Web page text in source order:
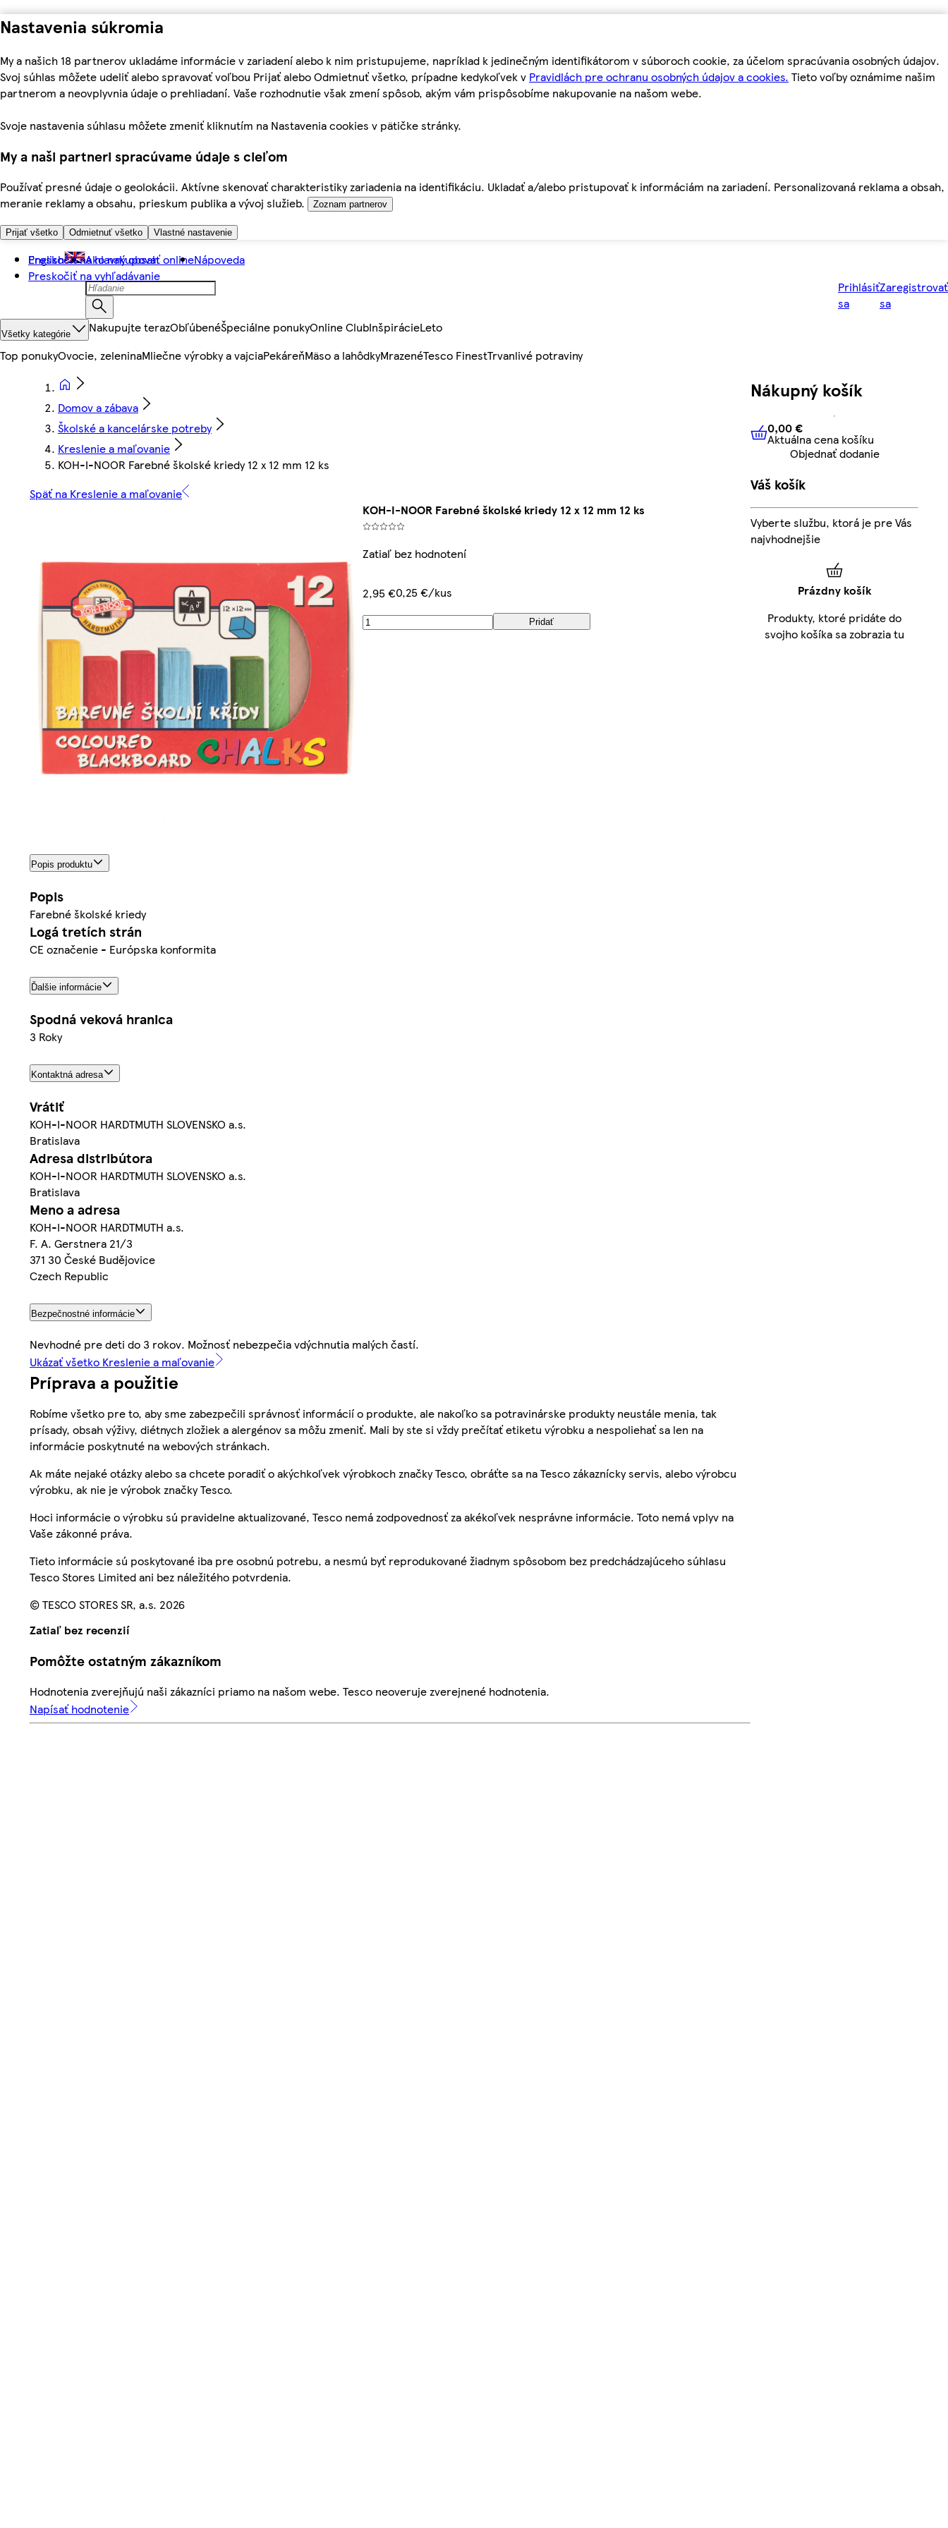
Nastavenia súkromia
My a našich 18 partnerov ukladáme informácie v zariadení alebo k nim pristupujeme, napríklad k jedinečným identifikátorom v súboroch cookie, za účelom spracúvania osobných údajov.
Svoj súhlas môžete udeliť alebo spravovať voľbou Prijať alebo Odmietnuť všetko, prípadne kedykoľvek v Pravidlách pre ochranu osobných údajov a cookies. Tieto voľby oznámime našim
partnerom a neovplyvnia údaje o prehliadaní. Vaše rozhodnutie však zmení spôsob, akým vám prispôsobíme nakupovanie na našom webe.
Svoje nastavenia súhlasu môžete zmeniť kliknutím na Nastavenia cookies v pätičke stránky.
My a naši partneri spracúvame údaje s cieľom
Používať presné údaje o geolokácii. Aktívne skenovať charakteristiky zariadenia na identifikáciu. Ukladať a/alebo pristupovať k informáciám na zariadení. Personalizovaná reklama a obsah,
meranie reklamy a obsahu, prieskum publika a vývoj služieb.
Zoznam partnerov
Prijať všetko Odmietnuť všetko Vlastné nastavenie
Preskočiť na hlavný obsah
Preskočiť na vyhľadávanie
English Ako nakupovať onlineNápoveda
Prihlásiť
sa
Zaregistrovať
sa
Všetky kategórie Nakupujte terazObľúbenéŠpeciálne ponukyOnline ClubInšpirácieLeto
Top ponukyOvocie, zeleninaMliečne výrobky a vajciaPekáreňMäso a lahôdkyMrazenéTesco FinestTrvanlivé potraviny
Domov a zábava
Školské a kancelárske potreby
Kreslenie a maľovanie
KOH-I-NOOR Farebné školské kriedy 12 x 12 mm 12 ks
Späť na Kreslenie a maľovanie
KOH-I-NOOR Farebné školské kriedy 12 x 12 mm 12 ks
Zatiaľ bez hodnotení
2,95 €0,25 €/kus
Pridať
Popis produktu
Popis
Farebné školské kriedy
Logá tretích strán
CE označenie - Európska konformita
Ďalšie informácie
Spodná veková hranica
3 Roky
Kontaktná adresa
Vrátiť
KOH-I-NOOR HARDTMUTH SLOVENSKO a.s.
Bratislava
Adresa distribútora
KOH-I-NOOR HARDTMUTH SLOVENSKO a.s.
Bratislava
Meno a adresa
KOH-I-NOOR HARDTMUTH a.s.
F. A. Gerstnera 21/3
371 30 České Budějovice
Czech Republic
Bezpečnostné informácie
Nevhodné pre deti do 3 rokov. Možnosť nebezpečia vdýchnutia malých častí.
Ukázať všetko Kreslenie a maľovanie
Príprava a použitie
Robíme všetko pre to, aby sme zabezpečili správnosť informácií o produkte, ale nakoľko sa potravinárske produkty neustále menia, tak
prísady, obsah výživy, diétnych zložiek a alergénov sa môžu zmeniť. Mali by ste si vždy prečítať etiketu výrobku a nespoliehať sa len na
informácie poskytnuté na webových stránkach.
Ak máte nejaké otázky alebo sa chcete poradiť o akýchkoľvek výrobkoch značky Tesco, obráťte sa na Tesco zákaznícky servis, alebo výrobcu
výrobku, ak nie je výrobok značky Tesco.
Hoci informácie o výrobku sú pravidelne aktualizované, Tesco nemá zodpovednosť za akékoľvek nesprávne informácie. Toto nemá vplyv na
Vaše zákonné práva.
Tieto informácie sú poskytované iba pre osobnú potrebu, a nesmú byť reprodukované žiadnym spôsobom bez predchádzajúceho súhlasu
Tesco Stores Limited ani bez náležitého potvrdenia.
© TESCO STORES SR, a.s. 2026
Zatiaľ bez recenzií
Pomôžte ostatným zákazníkom
Hodnotenia zverejňujú naši zákazníci priamo na našom webe. Tesco neoveruje zverejnené hodnotenia.
Napísať hodnotenie
Nákupný košík
0,00 € Aktuálna cena košíku
0,00 €
Aktuálna cena košíku
Objednať dodanie
Váš košík
Vyberte službu, ktorá je pre Vás
najvhodnejšie
Prázdny košík
Produkty, ktoré pridáte do
svojho košíka sa zobrazia tu